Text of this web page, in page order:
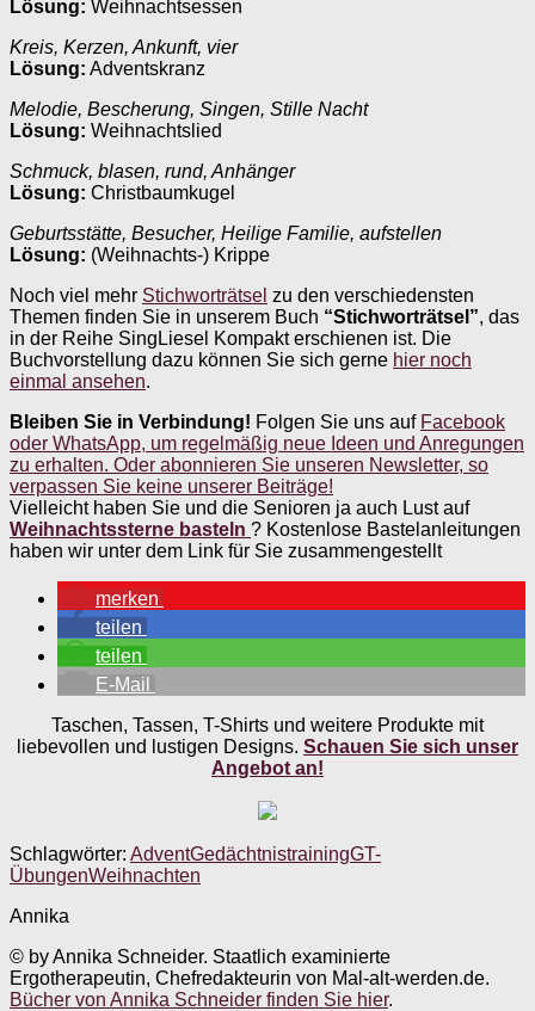
Lösung: Weihnachtsessen
Kreis, Kerzen, Ankunft, vier
Lösung: Adventskranz
Melodie, Bescherung, Singen, Stille Nacht
Lösung: Weihnachtslied
Schmuck, blasen, rund, Anhänger
Lösung: Christbaumkugel
Geburtsstätte, Besucher, Heilige Familie, aufstellen
Lösung: (Weihnachts-) Krippe
Noch viel mehr Stichworträtsel zu den verschiedensten
Themen finden Sie in unserem Buch “Stichworträtsel”, das
in der Reihe SingLiesel Kompakt erschienen ist. Die
Buchvorstellung dazu können Sie sich gerne hier noch
einmal ansehen.
Bleiben Sie in Verbindung! Folgen Sie uns auf Facebook
oder WhatsApp, um regelmäßig neue Ideen und Anregungen
zu erhalten. Oder abonnieren Sie unseren Newsletter, so
verpassen Sie keine unserer Beiträge!
Vielleicht haben Sie und die Senioren ja auch Lust auf
Weihnachtssterne basteln ? Kostenlose Bastelanleitungen
haben wir unter dem Link für Sie zusammengestellt
merken
teilen
teilen
E-Mail
Taschen, Tassen, T-Shirts und weitere Produkte mit
liebevollen und lustigen Designs. Schauen Sie sich unser
Angebot an!
Schlagwörter: AdventGedächtnistrainingGT-
ÜbungenWeihnachten
Annika
© by Annika Schneider. Staatlich examinierte
Ergotherapeutin, Chefredakteurin von Mal-alt-werden.de.
Bücher von Annika Schneider finden Sie hier.